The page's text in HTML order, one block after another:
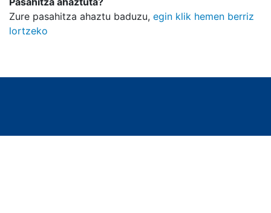
Zure pasahitza ahaztu baduzu, egin klik hemen berriz
lortzeko